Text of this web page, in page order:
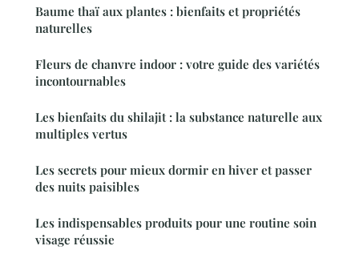
Baume thaï aux plantes : bienfaits et propriétés
naturelles
Fleurs de chanvre indoor : votre guide des variétés
incontournables
Les bienfaits du shilajit : la substance naturelle aux
multiples vertus
Les secrets pour mieux dormir en hiver et passer
des nuits paisibles
Les indispensables produits pour une routine soin
visage réussie